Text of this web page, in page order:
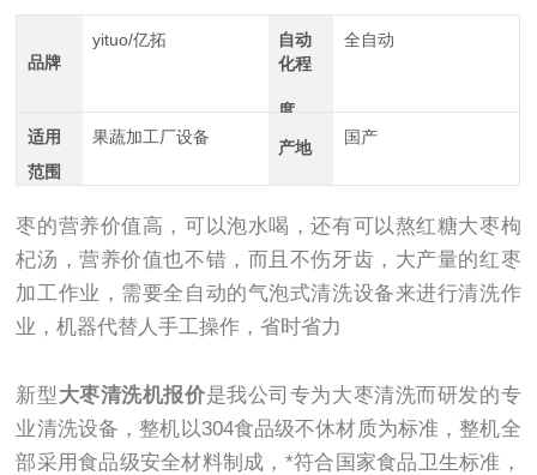
品牌
yituo/亿拓
自动
化程
度
全自动
适用
范围
果蔬加工厂设备
产地
国产
枣的营养价值高，可以泡水喝，还有可以熬红糖大枣枸
杞汤，营养价值也不错，而且不伤牙齿，大产量的红枣
加工作业，需要全自动的气泡式清洗设备来进行清洗作
业，机器代替人手工操作，省时省力
新型 大枣清洗机报价是我公司专为大枣清洗而研发的专
业清洗设备，整机以304食品级不休材质为标准，整机全
部采用食品级安全材料制成，*符合国家食品卫生标准，